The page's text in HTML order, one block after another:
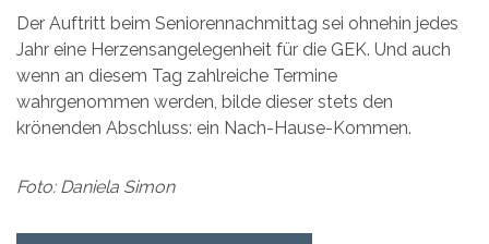
Der Auftritt beim Seniorennachmittag sei ohnehin jedes
Jahr eine Herzensangelegenheit für die GEK. Und auch
wenn an diesem Tag zahlreiche Termine
wahrgenommen werden, bilde dieser stets den
krönenden Abschluss: ein Nach-Hause-Kommen.
Foto: Daniela Simon